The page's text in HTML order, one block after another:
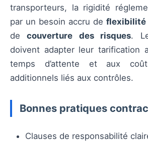
transporteurs, la rigidité
par un besoin accru de flexibilité
decouverture des risques.
doivent adapter leur tarification
temps d’attente et aux
additionnels liés aux contrôles.
Bonnes pratiques
Clauses de responsabilité